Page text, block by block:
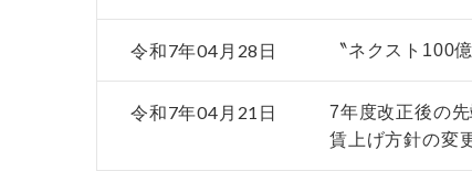
令和7年04月28日 〝ネクスト100
令和7年04月21日
7年度改正後の
賃上げ方針の変